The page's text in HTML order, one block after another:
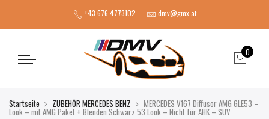
+43 676 4773102 dmv@gmx.at
0
Startseite ZUBEHÖR MERCEDES BENZ MERCEDES V167 Diffusor AMG GLE53 –
Look – mit AMG Paket + Blenden Schwarz 53 Look – Nicht für AHK – SUV